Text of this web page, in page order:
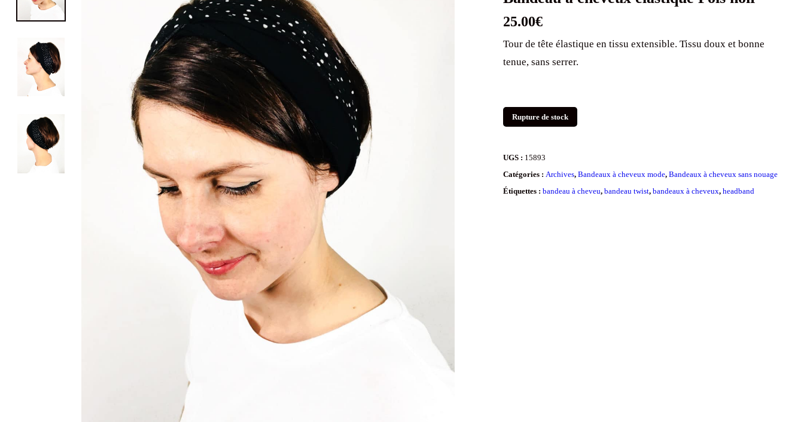
25.00€
Tour de tête élastique en tissu extensible. Tissu doux et bonne
tenue, sans serrer.
Rupture de stock
UGS : 15893
Catégories :Archives,Bandeaux à cheveux mode,Bandeaux à cheveux sans nouage
Étiquettes :bandeau à cheveu,bandeau twist,bandeaux à cheveux,headband